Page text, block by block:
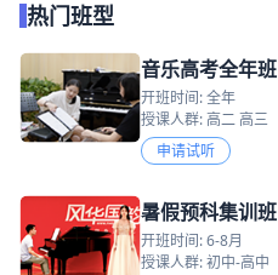
热门班型
音乐高考全年班
开班时间: 全年
授课人群: 高二 高三
申请试听
暑假预科集训班
开班时间: 6-8月
授课人群: 初中-高中